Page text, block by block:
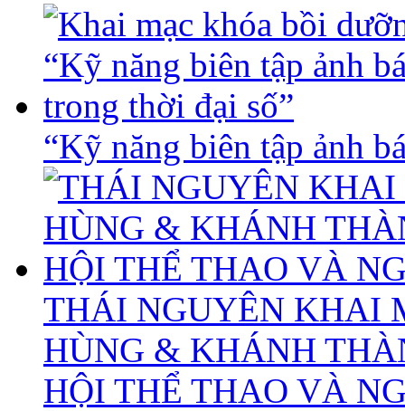
“Kỹ năng biên tập ảnh
THÁI NGUYÊN KHAI
HÙNG & KHÁNH
HỘI THỂ THAO VÀ